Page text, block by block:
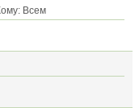
Всем